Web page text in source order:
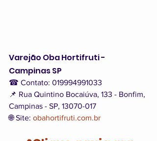
Varejão Oba Hortifruti -
Campinas SP
☎ Contato: 019994991033
📌 Rua Quintino Bocaiúva, 133 - Bonfim,
Campinas - SP, 13070-017
🌐 Site: obahortifruti.com.br